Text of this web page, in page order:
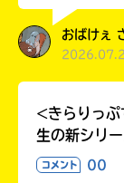
おばけぇ
<きらりっ
生の新シリ
コメント 00